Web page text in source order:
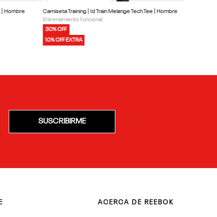
| Hombre
Camiseta Training | Id Train Melange Tech Tee | Hombre
Entrenamiento Funcional
30% OFF
10% OFF EXTRA
SUSCRIBIRME
ACERCA DE REEBOK